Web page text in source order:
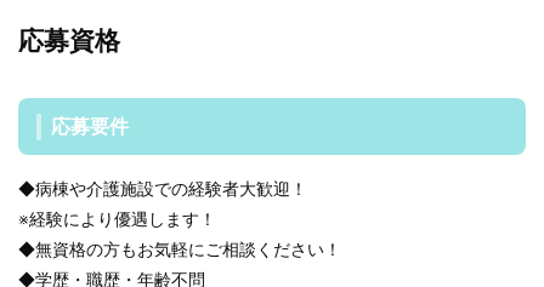
応募資格
応募要件
◆病棟や介護施設での経験者大歓迎！
※経験により優遇します！
◆無資格の方もお気軽にご相談ください！
◆学歴・職歴・年齢不問